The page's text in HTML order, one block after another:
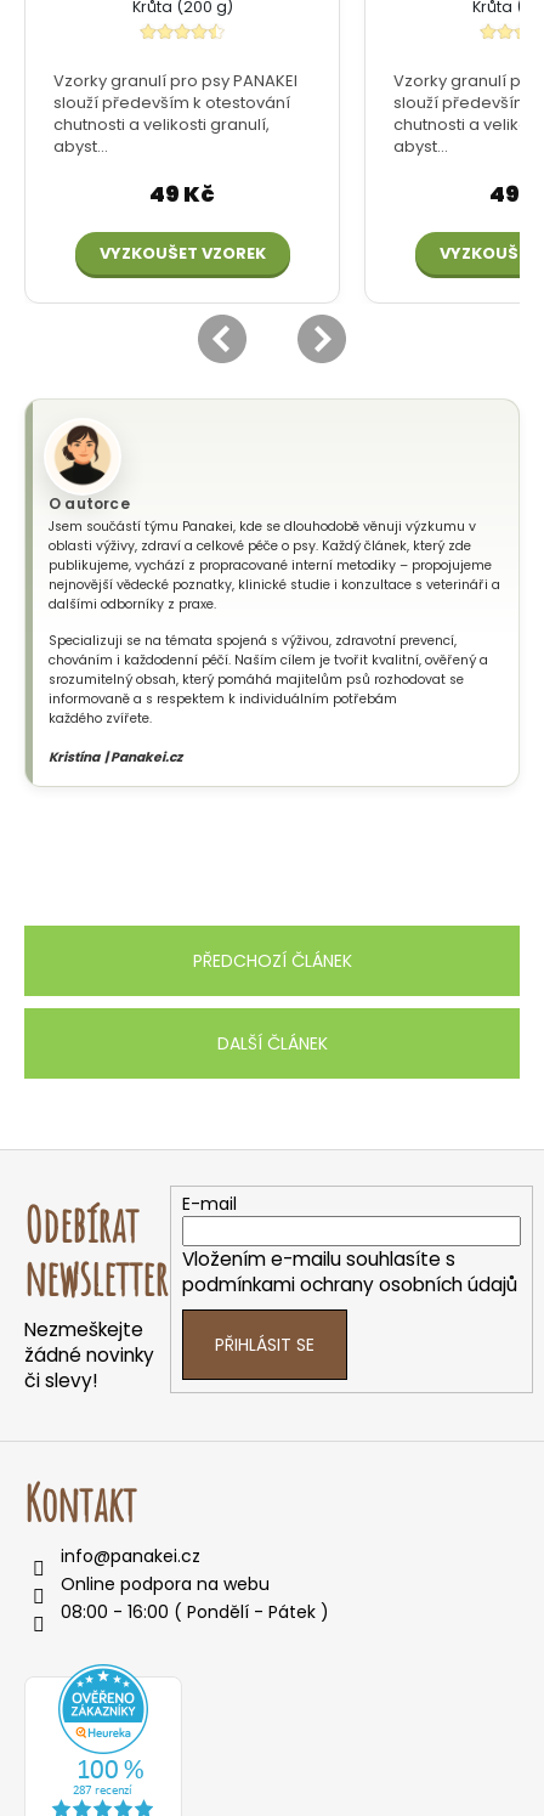
O autorce
Jsem součástí týmu Panakei, kde se dlouhodobě věnuji výzkumu v
oblasti výživy, zdraví a celkové péče o psy. Každý článek, který zde
publikujeme, vychází z propracované interní metodiky – propojujeme
nejnovější vědecké poznatky, klinické studie i konzultace s veterináři a
dalšími odborníky z praxe.
Specializuji se na témata spojená s výživou, zdravotní prevencí,
chováním i každodenní péčí. Naším cílem je tvořit kvalitní, ověřený a
srozumitelný obsah, který pomáhá majitelům psů rozhodovat se
informovaně a s respektem k individuálním potřebám
každého zvířete.
Kristína | Panakei.cz
PŘEDCHOZÍ ČLÁNEK
DALŠÍ ČLÁNEK
Z
Odebírat
newsletter
Nezmeškejte
žádné novinky
či slevy!
E-mail
Vložením e-mailu souhlasíte s
podmínkami ochrany osobních údajů
PŘIHLÁSIT SE
Kontakt
info@panakei.cz
Online podpora na webu
08:00 - 16:00 ( Pondělí - Pátek )